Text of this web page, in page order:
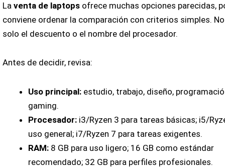
Laventa de laptops ofrece muchas opciones parecidas,
conviene ordenar la comparación con criterios simples.
solo el descuento o el nombre del procesador.
Antes de decidir, revisa:
Uso principal: estudio, trabajo, diseño,
gaming.
Procesador: i3/Ryzen 3 para tareas básicas; i5/
uso general; i7/Ryzen 7 para tareas exigentes.
RAM: 8 GB para uso ligero; 16 GB como estándar
recomendado; 32 GB para perfiles profesionales.